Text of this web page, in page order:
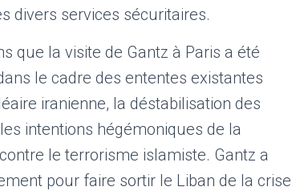
divers services sécuritaires.
que la visite de Gantz à Paris a été
le cadre des ententes existantes
iranienne, la déstabilisation des
intentions hégémoniques de la
le terrorisme islamiste. Gantz a
pour faire sortir le Liban de la crise